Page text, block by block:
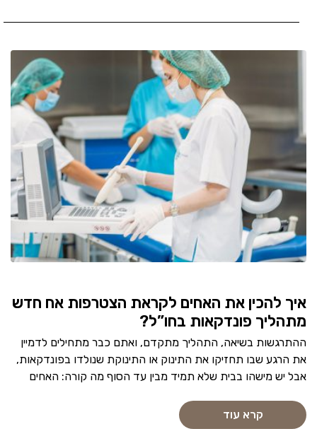
איך להכין את האחים לקראת הצטרפות אח חדש
מתהליך פונדקאות בחו”ל?
ההתרגשות בשיאה, התהליך מתקדם, ואתם כבר מתחילים לדמיין
את הרגע שבו תחזיקו את התינוק או התינוקת שנולדו בפונדקאות,
אבל יש מישהו בבית שלא תמיד מבין עד הסוף מה קורה: האחים
קרא עוד